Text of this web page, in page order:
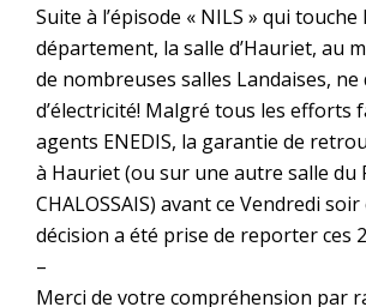
Suite à l’épisode « NILS » qui touche
département, la salle d’Hauriet, au
de nombreuses salles Landaises,
d’électricité! Malgré tous les efforts
agents ENEDIS, la garantie de
à Hauriet (ou sur une autre salle du
CHALOSSAIS) avant ce Vendredi
décision a été prise de reporter ces
–
Merci de votre compréhension par